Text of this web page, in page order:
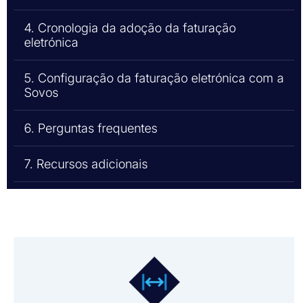
4. Cronologia da adoção da faturação
eletrónica
5. Configuração da faturação eletrónica com a
Sovos
6. Perguntas frequentes
7. Recursos adicionais